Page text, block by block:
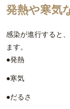
発熱や寒気
感染が進行すると
ます。
発熱
寒気
だるさ